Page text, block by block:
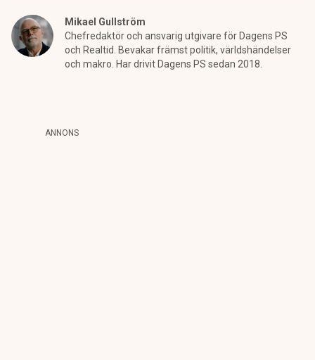
Mikael Gullström
Chefredaktör och ansvarig utgivare för Dagens PS
och Realtid. Bevakar främst politik, världshändelser
och makro. Har drivit Dagens PS sedan 2018.
ANNONS